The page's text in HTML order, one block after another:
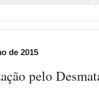
de 2015
pelo